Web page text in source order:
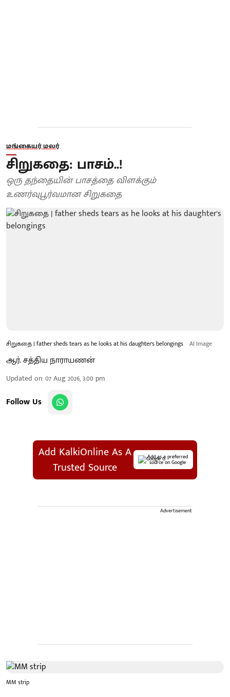
மங்கையர் மலர்
சிறுகதை: பாசம்..!
ஒரு தந்தையின் பாசத்தை விளக்கும்
உணர்வுபூர்வமான சிறுகதை
சிறுகதை | father sheds tears as he looks at his daughter's belongings AI Image
ஆர். சத்திய நாராயணன்
Updated on:07 Aug 2026, 3:00 pm
Follow Us
Add KalkiOnline As A
Trusted Source
Add as a preferred
source on Google
Advertisement
MM strip